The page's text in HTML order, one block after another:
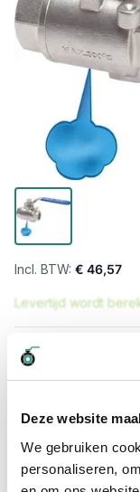
Deze website
We gebruiken
personaliseren,
€ 46,57
Levertijd wordt
Snelle levering
Snel naar